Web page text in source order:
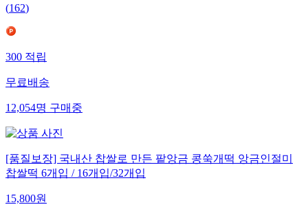
(162)
300적립
무료배송
12,054명구매중
[품질보장] 국내산 찹쌀로 만든 팥앙금 콩쑥개떡 앙금인절미
찹쌀떡 6개입 / 16개입/32개입
15,800원